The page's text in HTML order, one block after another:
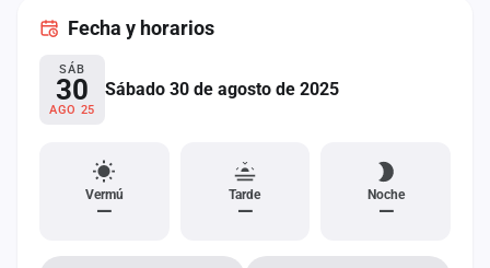
Fecha y horarios
SÁB
30
AGO 25
Sábado 30 de agosto de 2025
Vermú
—
Tarde
—
Noche
—
Administración
Contacto